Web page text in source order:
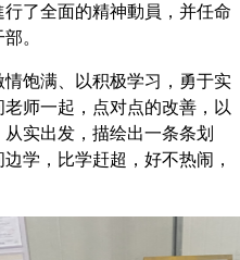
了全面的精神動員，并任命
。
饱满、以积极学习，勇于实
师一起，点对点的改善，以
实出发，描绘出一条条划
学，比学赶超，好不热闹，